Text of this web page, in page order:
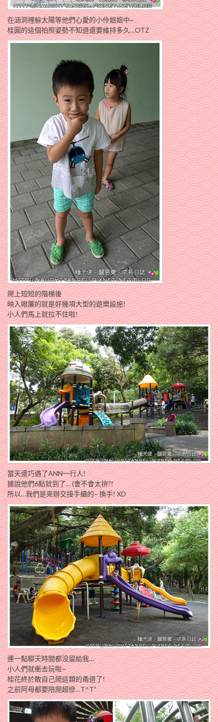
在涵洞裡躲太陽等他們心愛的小伶姐姐中~
桂圓的這個拍照姿勢不知道還要維持多久…OTZ
爬上短短的階梯後
映入眼簾的就是好幾項大型的遊樂設施!
小人們馬上就拉不住啦!
當天還巧遇了ANN一行人!
據說他們6點就到了… (會不會太拚?!
所以…我們是來辦交接手續的~ 換手! XD
連一點聊天時間都沒留給我…
小人們就衝去玩啦~
桂花終於敢自己爬這類的甬道了!
之前阿母都要陪爬超慘…T^T”